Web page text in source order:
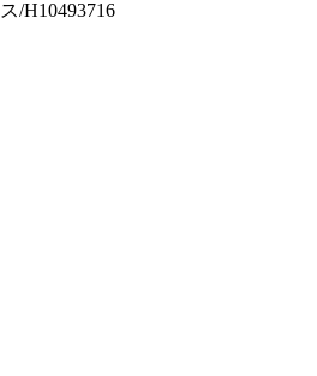
/H10493716